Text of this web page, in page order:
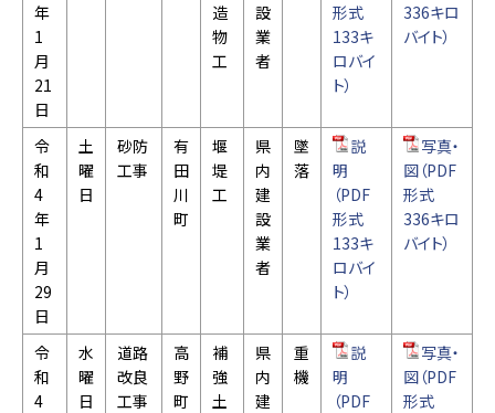
年
1
月
21
日
造
物
工
設
業
者
形式
133キ
ロバイ
ト）
336キロ
バイト）
令
和
4
年
1
月
29
日
土
曜
日
砂防
工事
有
田
川
町
堰
堤
工
県
内
建
設
業
者
墜
落
説
明
（PDF
形式
133キ
ロバイ
ト）
写真・
図（PDF
形式
336キロ
バイト）
令
和
4
水
曜
日
道路
改良
工事
高
野
町
補
強
土
県
内
建
重
機
説
明
（PDF
写真・
図（PDF
形式